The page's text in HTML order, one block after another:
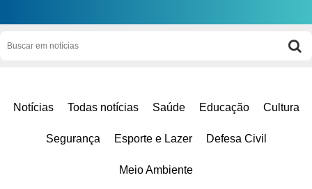
Notícias Todas notícias Saúde Educação Cultura
Segurança Esporte e Lazer Defesa Civil
Meio Ambiente